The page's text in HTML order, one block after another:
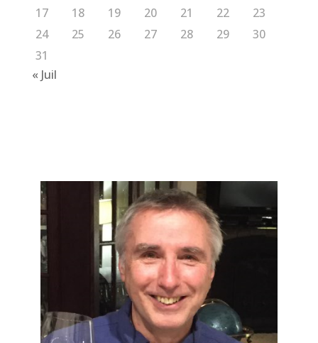
17
18 19 20 21 22
23
24
25 26 27 28 29
30
31
« Juil